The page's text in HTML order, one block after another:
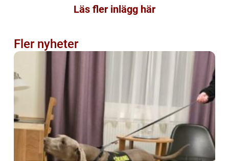
Läs fler inlägg här
Fler nyheter